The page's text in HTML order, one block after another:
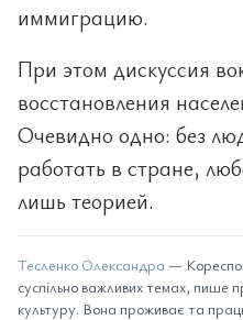
иммиграцию.
При этом дискуссия
восстановления
Очевидно одно: без
работать в стране,
лишь теорией.
Тесленко Олександра —
суспільно важливих темах, пише
культуру. Вона проживає та